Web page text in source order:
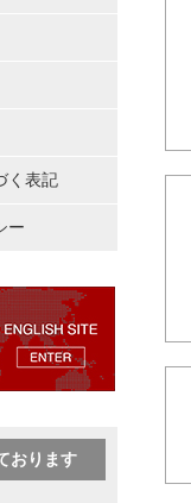
く表記
ー
おります